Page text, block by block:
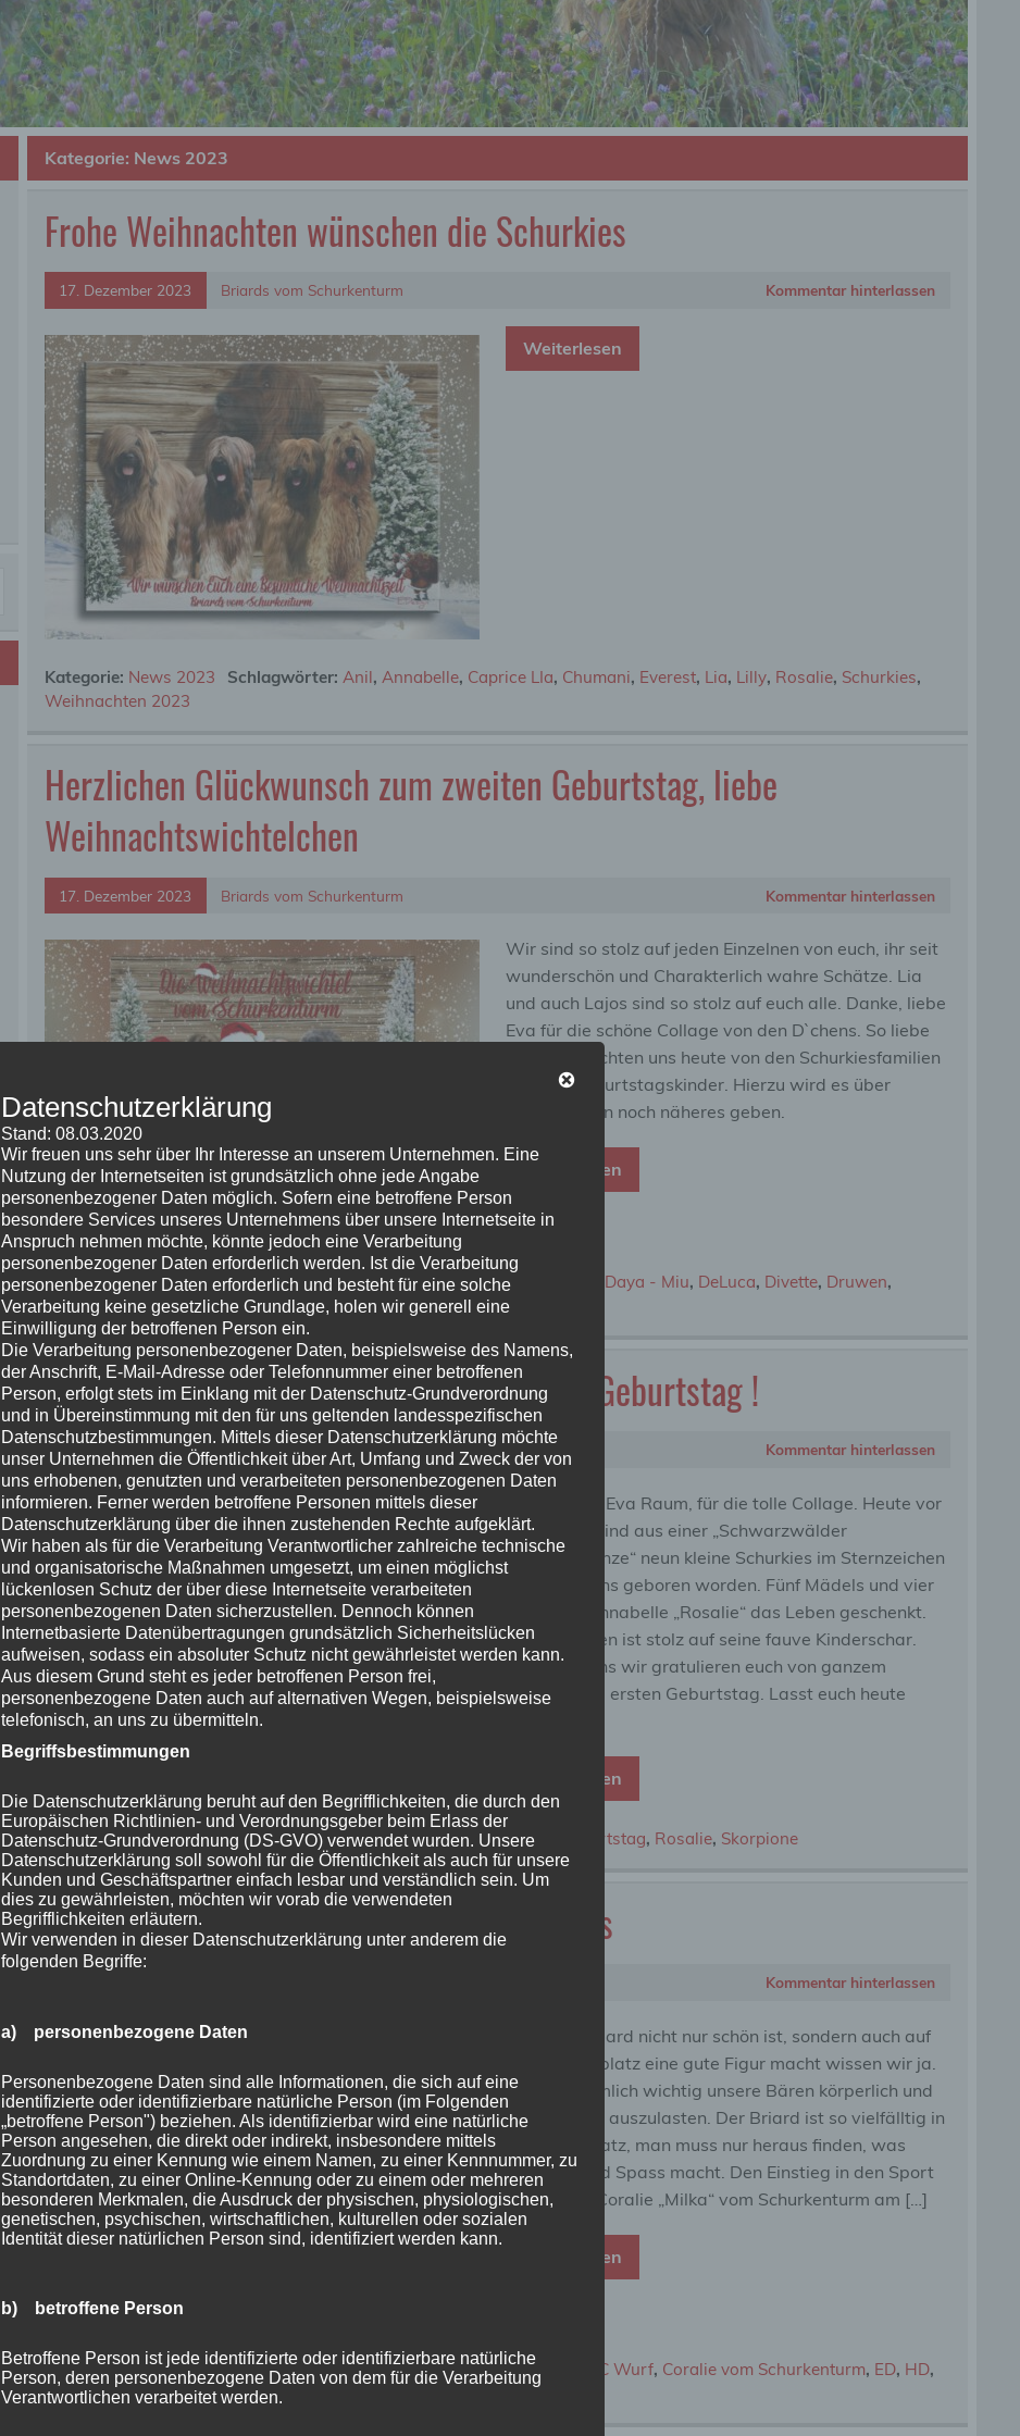
Kategorie: News 2023
Frohe Weihnachten wünschen die Schurkies
17. Dezember 2023 Briards vom Schurkenturm Kommentar hinterlassen
Weiterlesen
Kategorie: News 2023 Schlagwörter: Anil, Annabelle, Caprice LIa, Chumani, Everest, Lia, Lilly, Rosalie, Schurkies,
Weihnachten 2023
Herzlichen Glückwunsch zum zweiten Geburtstag, liebe
Weihnachtswichtelchen
17. Dezember 2023 Briards vom Schurkenturm Kommentar hinterlassen
Wir sind so stolz auf jeden Einzelnen von euch, ihr seit
wunderschön und Charakterlich wahre Schätze. Lia
und auch Lajos sind so stolz auf euch alle. Danke, liebe
Eva für die schöne Collage von den D`chens. So liebe
Worte erreichten uns heute von den Schurkiesfamilien
unserer Geburtstagskinder. Hierzu wird es über
Weihnachten noch näheres geben.
Weiterlesen
Kategorie:News 2023 Schlagwörter:D Wurf,Danino,Davina Daya - Miu, DeLuca, Divette, Druwen,
Geburtstag,Lajos,Lia,Weihnachtswichtel
Unsere E`chens feiern heute ihren ersten Geburtstag !
17. November 2023 Briards vom Schurkenturm Kommentar hinterlassen
Danke liebe Eva Raum, für die tolle Collage. Heute vor
einem Jahr sind aus einer „Schwarzwälder
Liebesromanze“ neun kleine Schurkies im Sternzeichen
des Skorpions geboren worden. Fünf Mädels und vier
Jungs hat Annabelle „Rosalie“ das Leben geschenkt.
Vater BenBen ist stolz auf seine fauve Kinderschar.
Liebe E`chens wir gratulieren euch von ganzem
Herzen, zum ersten Geburtstag. Lasst euch heute
Weiterlesen
Kategorie:News 2023 Schlagwörter:Annabelle,BenBen,E Wurf Geburtstag, Rosalie, Skorpione
Wieder ein Schurkie erfolgreich unterwegs
Kommentar hinterlassen
Dass der Briard nicht nur schön ist, sondern auch auf
dem Hundeplatz eine gute Figur macht wissen wir ja.
Es ist unheimlich wichtig unsere Bären körperlich und
auch geistig auszulasten. Der Briard ist so vielfälltig in
seinem Einsatz, man muss nur heraus finden, was
seinem Hund Spass macht. Den Einstieg in den Sport
hat unsere Coralie „Milka“ vom Schurkenturm am […]
Weiterlesen
Kategorie:News 2023 Schlagwörter:Annabelle,Begleithundeprüfung C Wurf, Coralie vom Schurkenturm, ED, HD,
Lajos,Milka,Rosalie
Datenschutzerklärung
Stand: 08.03.2020
Wir freuen uns sehr über Ihr Interesse an unserem Unternehmen. Eine
Nutzung der Internetseiten ist grundsätzlich ohne jede Angabe
personenbezogener Daten möglich. Sofern eine betroffene Person
besondere Services unseres Unternehmens über unsere Internetseite in
Anspruch nehmen möchte, könnte jedoch eine Verarbeitung
personenbezogener Daten erforderlich werden. Ist die Verarbeitung
personenbezogener Daten erforderlich und besteht für eine solche
Verarbeitung keine gesetzliche Grundlage, holen wir generell eine
Einwilligung der betroffenen Person ein.
Die Verarbeitung personenbezogener Daten, beispielsweise des Namens,
der Anschrift, E-Mail-Adresse oder Telefonnummer einer betroffenen
Person, erfolgt stets im Einklang mit der Datenschutz-Grundverordnung
und in Übereinstimmung mit den für uns geltenden landesspezifischen
Datenschutzbestimmungen. Mittels dieser Datenschutzerklärung möchte
unser Unternehmen die Öffentlichkeit über Art, Umfang und Zweck der von
uns erhobenen, genutzten und verarbeiteten personenbezogenen Daten
informieren. Ferner werden betroffene Personen mittels dieser
Datenschutzerklärung über die ihnen zustehenden Rechte aufgeklärt.
Wir haben als für die Verarbeitung Verantwortlicher zahlreiche technische
und organisatorische Maßnahmen umgesetzt, um einen möglichst
lückenlosen Schutz der über diese Internetseite verarbeiteten
personenbezogenen Daten sicherzustellen. Dennoch können
Internetbasierte Datenübertragungen grundsätzlich Sicherheitslücken
aufweisen, sodass ein absoluter Schutz nicht gewährleistet werden kann.
Aus diesem Grund steht es jeder betroffenen Person frei,
personenbezogene Daten auch auf alternativen Wegen, beispielsweise
telefonisch, an uns zu übermitteln.
Begriffsbestimmungen
Die Datenschutzerklärung beruht auf den Begrifflichkeiten, die durch den
Europäischen Richtlinien- und Verordnungsgeber beim Erlass der
Datenschutz-Grundverordnung (DS-GVO) verwendet wurden. Unsere
Datenschutzerklärung soll sowohl für die Öffentlichkeit als auch für unsere
Kunden und Geschäftspartner einfach lesbar und verständlich sein. Um
dies zu gewährleisten, möchten wir vorab die verwendeten
Begrifflichkeiten erläutern.
Wir verwenden in dieser Datenschutzerklärung unter anderem die
folgenden Begriffe:
a) personenbezogene Daten
Personenbezogene Daten sind alle Informationen, die sich auf eine
identifizierte oder identifizierbare natürliche Person (im Folgenden
„betroffene Person") beziehen. Als identifizierbar wird eine natürliche
Person angesehen, die direkt oder indirekt, insbesondere mittels
Zuordnung zu einer Kennung wie einem Namen, zu einer Kennnummer, zu
Standortdaten, zu einer Online-Kennung oder zu einem oder mehreren
besonderen Merkmalen, die Ausdruck der physischen, physiologischen,
genetischen, psychischen, wirtschaftlichen, kulturellen oder sozialen
Identität dieser natürlichen Person sind, identifiziert werden kann.
b) betroffene Person
Betroffene Person ist jede identifizierte oder identifizierbare natürliche
Person, deren personenbezogene Daten von dem für die Verarbeitung
Verantwortlichen verarbeitet werden.